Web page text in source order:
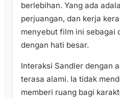
berlebihan. Yang ada
perjuangan, dan kerja
menyebut film ini sebagai
dengan hati besar.
Interaksi Sandler dengan
terasa alami. Ia tidak
memberi ruang bagi